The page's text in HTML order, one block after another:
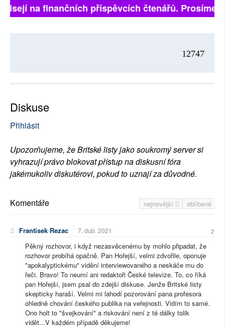
na finančních příspěvcích čtenářů. Prosíme,
12747
Diskuse
Přihlásit
Upozorňujeme, že Britské listy jako soukromý server si
vyhrazují právo blokovat přístup na diskusní fóra
jakémukoliv diskutérovi, pokud to uznají za důvodné.
nejnovější oblíbené
Komentáře
Frantisek Rezac 7. dub. 2021 2
Pěkný rozhovor, i když nezasvěcenému by mohlo připadat, že
rozhovor probíhá opačně. Pan Hořejší, velmi zdvořile, oponuje
"apokalyptickému" vidění interviewovaného a neskáče mu do
řeči. Bravo! To neumí ani redaktoři České televize. To, co říká
pan Hořejší, jsem psal do zdejší diskuse. Jenže Britské listy
skepticky haraší. Velmi mi lahodí pozorování pana profesora
ohledně chování českého publika na veřejnosti. Vidím to samé.
Ono holt to "švejkování" a riskování není z té dálky tolik
vidět...V každém případě děkujeme!